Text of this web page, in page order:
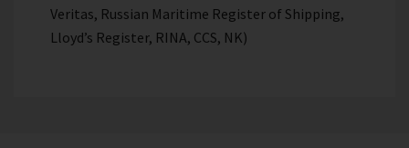
Veritas, Russian Maritime Register of Shipping,
Lloyd’s Register, RINA, CCS, NK)